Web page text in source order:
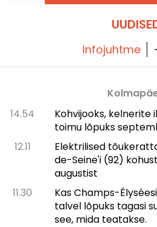
Infojuhtme
14.54
Kohvijooks, kelnerite
toimu lõpuks
12.11
Elektrilised
de-Seine'i (92)
augustist
11.30
Kas Champs-
talvel lõpuks tagasi
see, mida teatakse.